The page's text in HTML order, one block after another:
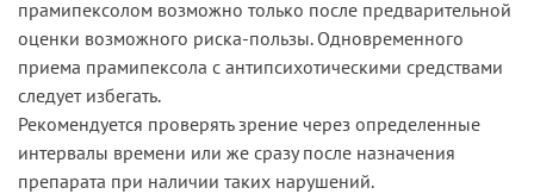
прамипексолом возможно только после предварительной
оценки возможного риска-пользы. Одновременного
приема прамипексола с антипсихотическими средствами
следует избегать.
Рекомендуется проверять зрение через определенные
интервалы времени или же сразу после назначения
препарата при наличии таких нарушений.